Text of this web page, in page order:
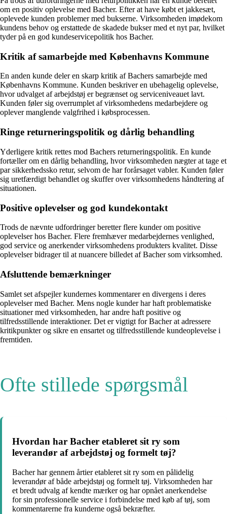
om en positiv oplevelse med Bacher. Efter at have købt et jakkesæt,
oplevede kunden problemer med bukserne. Virksomheden imødekom
kundens behov og erstattede de skadede bukser med et nyt par, hvilket
tyder på en god kundeservicepolitik hos Bacher.
Kritik af samarbejde med Københavns Kommune
En anden kunde deler en skarp kritik af Bachers samarbejde med
Københavns Kommune. Kunden beskriver en ubehagelig oplevelse,
hvor udvalget af arbejdstøj er begrænset og serviceniveauet lavt.
Kunden føler sig overrumplet af virksomhedens medarbejdere og
oplever manglende valgfrihed i købsprocessen.
Ringe returneringspolitik og dårlig behandling
Yderligere kritik rettes mod Bachers returneringspolitik. En kunde
fortæller om en dårlig behandling, hvor virksomheden nægter at tage et
par sikkerhedssko retur, selvom de har forårsaget vabler. Kunden føler
sig uretfærdigt behandlet og skuffer over virksomhedens håndtering af
situationen.
Positive oplevelser og god kundekontakt
Trods de nævnte udfordringer beretter flere kunder om positive
oplevelser hos Bacher. Flere fremhæver medarbejdernes venlighed,
god service og anerkender virksomhedens produkters kvalitet. Disse
oplevelser bidrager til at nuancere billedet af Bacher som virksomhed.
Afsluttende bemærkninger
Samlet set afspejler kundernes kommentarer en divergens i deres
oplevelser med Bacher. Mens nogle kunder har haft problematiske
situationer med virksomheden, har andre haft positive og
tilfredsstillende interaktioner. Det er vigtigt for Bacher at adressere
kritikpunkter og sikre en ensartet og tilfredsstillende kundeoplevelse i
fremtiden.
Ofte stillede spørgsmål
Hvordan har Bacher etableret sit ry som
leverandør af arbejdstøj og formelt tøj?
Bacher har gennem årtier etableret sit ry som en pålidelig
leverandør af både arbejdstøj og formelt tøj. Virksomheden har
et bredt udvalg af kendte mærker og har opnået anerkendelse
for sin professionelle service i forbindelse med køb af tøj, som
kommentarerne fra kunderne også bekræfter.